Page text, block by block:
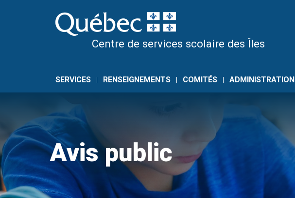
Centre de services scolaire des Îles
SERVICES RENSEIGNEMENTS COMITÉS ADMINISTRATION
Avis public